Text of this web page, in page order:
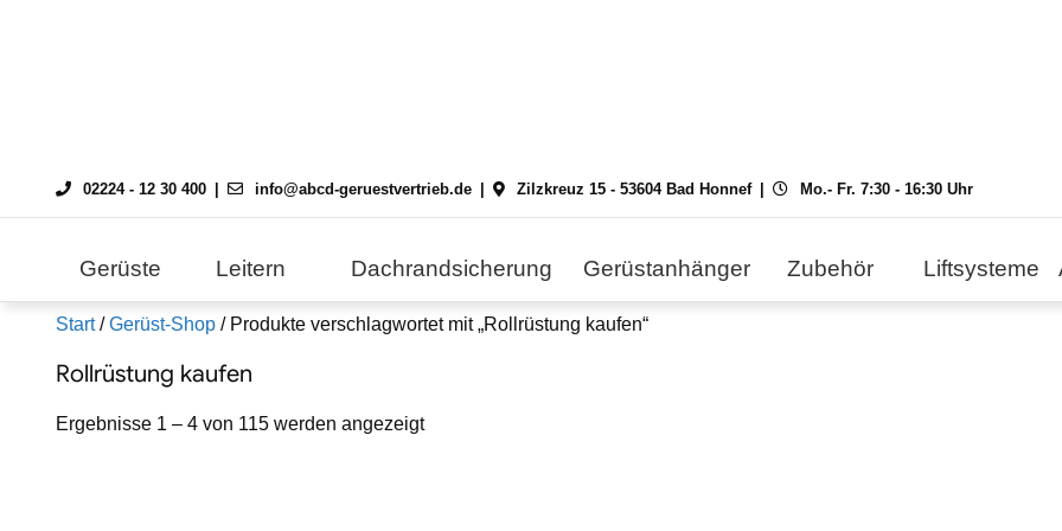
02224 - 12 30 400 info@abcd-geruestvertrieb.de Zilzkreuz 15 - 53604 Bad Honnef Mo.- Fr. 7:30 - 16:30 Uhr
Gerüste Leitern Dachrandsicherung Gerüstanhänger Zubehör Liftsysteme
Start/Gerüst-Shop / Produkte verschlagwortet mit „Rollrüstung kaufen“
Rollrüstung kaufen
Ergebnisse 1 – 4 von 115 werden angezeigt